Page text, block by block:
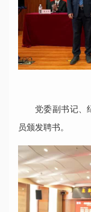
党委副书记、
员颁发聘书。